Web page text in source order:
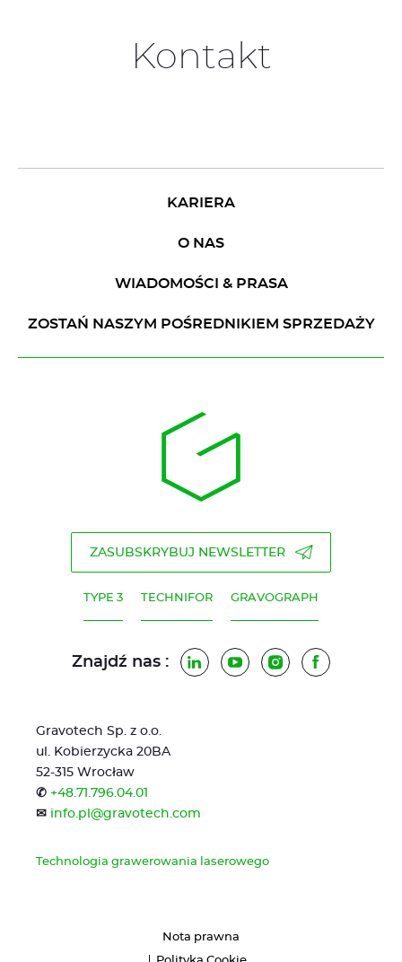
Kontakt
KARIERA
O NAS
WIADOMOŚCI & PRASA
ZOSTAŃ NASZYM POŚREDNIKIEM SPRZEDAŻY
ZASUBSKRYBUJ NEWSLETTER
TYPE 3 TECHNIFOR GRAVOGRAPH
Znajdź nas : LinkedInYouTubeInstagramFacebook
Gravotech Sp. z o.o.
ul. Kobierzycka 20BA
52-315 Wrocław
✆ +48.71.796.04.01
✉ info.pl@gravotech.com
Technologia grawerowania laserowego
Nota prawna